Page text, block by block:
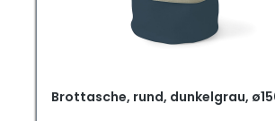
Brottasche, rund, dunkelgrau,